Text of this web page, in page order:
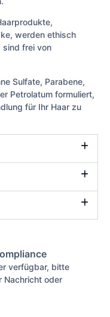
werden ethisch
sind frei von
Sulfate, Parabene,
Petrolatum formuliert,
für Ihr Haar zu
verfügbar, bitte
Nachricht oder